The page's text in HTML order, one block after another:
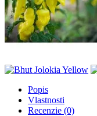
Popis
Vlastnosti
Recenzie (0)